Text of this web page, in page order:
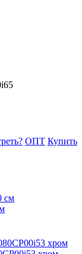
ОПТ Купить